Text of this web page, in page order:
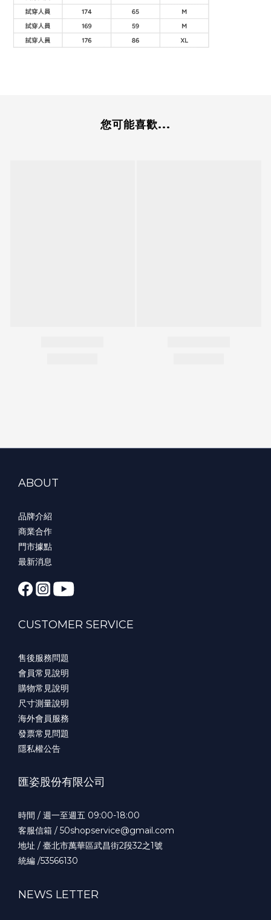
您可能喜歡...
ABOUT
品牌介紹
商業合作
門市據點
最新消息
CUSTOMER SERVICE
售後服務問題
會員常見說明
購物常見說明
尺寸測量說明
海外會員服務
發票常見問題
隱私權公告
匯姿股份有限公司
時間 / 週一至週五 09:00-18:00
客服信箱 / 50shopservice@gmail.com
地址 / 臺北市萬華區武昌街2段32之1號
統編 /53566130
NEWS LETTER